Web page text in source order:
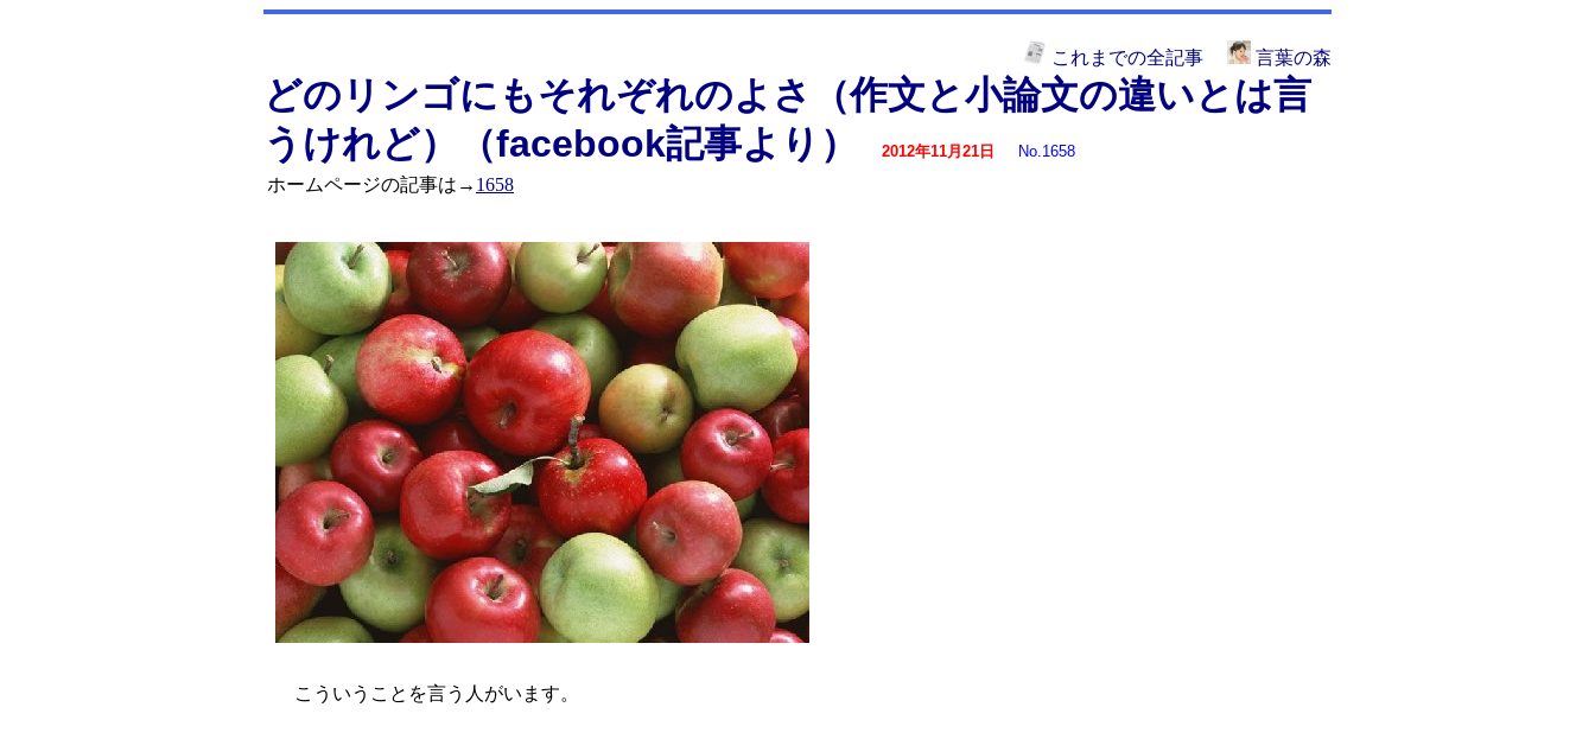
これまでの全記事 言葉の森
どのリンゴにもそれぞれのよさ（作文と小論文の違いとは言
うけれど）（facebook記事より）
2012年11月21日 No.1658
ホームページの記事は→ 1658
こういうことを言う人がいます。